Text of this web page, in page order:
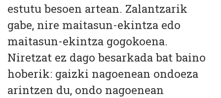
estutu besoen artean. Zalantzarik
gabe, nire maitasun-ekintza edo
maitasun-ekintza gogokoena.
Niretzat ez dago besarkada bat baino
hoberik: gaizki nagoenean ondoeza
arintzen du, ondo nagoenean